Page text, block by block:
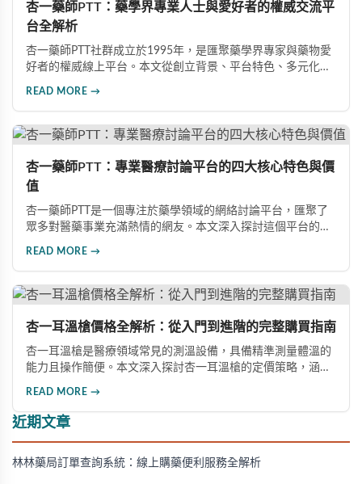
杏一藥師PTT：藥學界專業人士與愛好者的權威交流平
台全解析
杏一藥師PTT社群成立於1995年，是匯聚藥學界專家與藥物愛
好者的權威線上平台。本文從創立背景、平台特色、多元化討
READ MORE →
杏一藥師PTT：專業醫療討論平台的四大核心特色與價
值
杏一藥師PTT是一個專注於藥學領域的網絡討論平台，匯聚了
眾多對醫藥事業充滿熱情的網友。本文深入探討這個平台的四
成為推動醫療領域進步的重要力量。
READ MORE →
杏一耳溫槍價格全解析：從入門到進階的完整購買指南
杏一耳溫槍是醫療領域常見的測溫設備，具備精準測量體溫的
能力且操作簡便。本文深入探討杏一耳溫槍的定價策略，涵蓋
READ MORE →
近期文章
林林藥局訂單查詢系統：線上購藥便利服務全解析